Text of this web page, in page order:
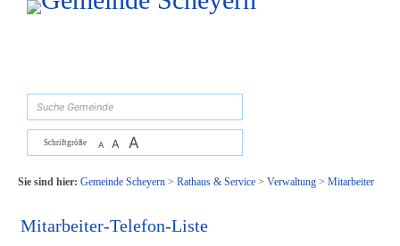
Zum Inhalt, zur Navigationoder zur Startseite springen.
Schriftgröße A A A
Sie sind hier: Gemeinde Scheyern> Rathaus & Service> Verwaltung> Mitarbeiter
Mitarbeiter-Telefon-Liste